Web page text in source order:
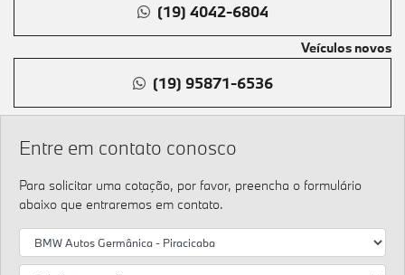
Entre em contato conosco
Para solicitar uma cotação, por favor, preencha o formulário
abaixo que entraremos em contato.
(19) 4042-6804
Veículos novos
(19) 95871-6536